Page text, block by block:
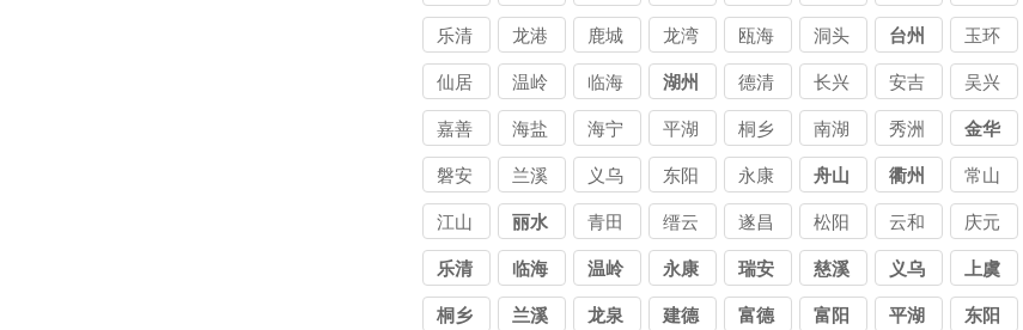
乐清 龙港 鹿城 龙湾 瓯海 洞头 台州 玉环
仙居 温岭 临海 湖州 德清 长兴 安吉 吴兴
嘉善 海盐 海宁 平湖 桐乡 南湖 秀洲 金华
磐安 兰溪 义乌 东阳 永康 舟山 衢州 常山
江山 丽水 青田 缙云 遂昌 松阳 云和 庆元
乐清 临海 温岭 永康 瑞安 慈溪 义乌 上虞
桐乡 兰溪 龙泉 建德 富德 富阳 平湖 东阳